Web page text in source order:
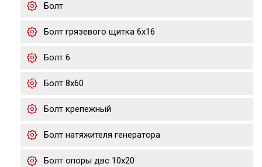
Болт
Болт грязевого щитка 6х16
Болт 6
Болт 8х60
Болт крепежный
Болт натяжителя генератора
Болт опоры двс 10х20